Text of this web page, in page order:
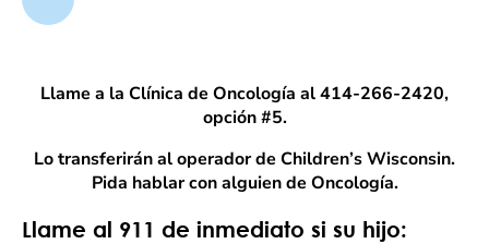
Llame a la Clínica de Oncología al 414-266-2420,
opción #5.
Lo transferirán al operador de Children’s Wisconsin.
Pida hablar con alguien de Oncología.
Llame al 911 de inmediato si su hijo: